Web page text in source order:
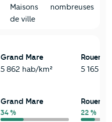
Maisons
de ville
nombreuses
Grand Mare
5 862 hab/km²
Rouen
5 165
Grand Mare
34 %
Rouen
22 %